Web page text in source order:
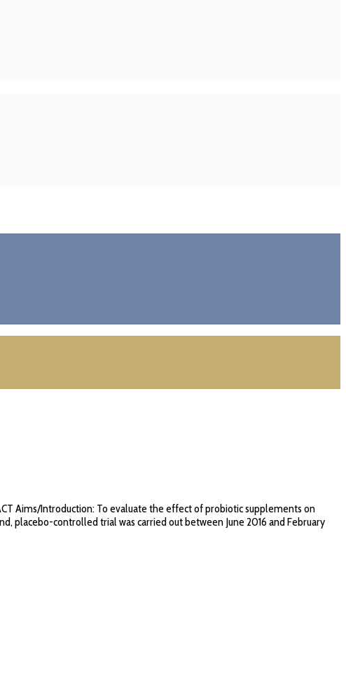
Aims/Introduction: To evaluate the effect of probiotic supplements on
placebo-controlled trial was carried out between June 2016 and February